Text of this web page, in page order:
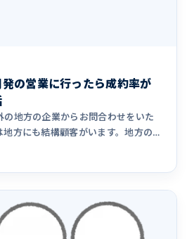
の営業に行ったら成約率が
の地方の企業からお問合わせをいた
方にも結構顧客がいます。地方の顧
成績が非常に良かったという話で